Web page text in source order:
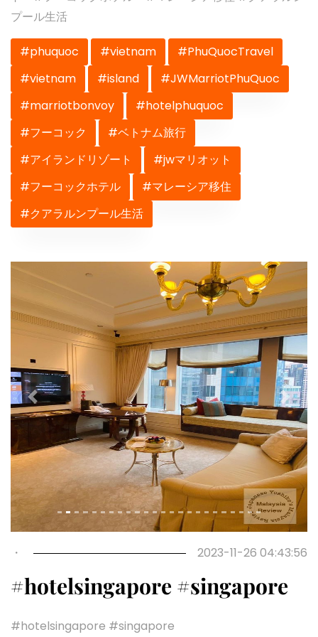
プール生活
#phuquoc #vietnam
#PhuQuocTravel
#vietnam
#island
#JWMarriotPhuQuoc
#marriotbonvoy
#hotelphuquoc
#フーコック
#ベトナム旅行
#アイランドリゾート
#jwマリオット
#フーコックホテル
#マレーシア移住
#クアラルンプール生活
Previous Next
・ 2023-11-26 04:43:56
#hotelsingapore #singapore
#hotelsingapore #singapore